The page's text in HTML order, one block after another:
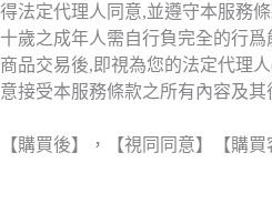
得法定代理人同意,並遵守本服務
十歲之成年人需自行負完全的行
商品交易後,即視為您的法定代理
意接受本服務條款之所有內容及其
【購買後】，【視同同意】【購買